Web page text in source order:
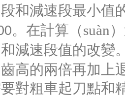
和減速段最小值
。在計算（suàn
和減速段值的改變
齒高的兩倍再加
對粗車起刀點和